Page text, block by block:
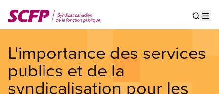
au
contenu
L'importance des services
publics et de la
syndicalisation pour les